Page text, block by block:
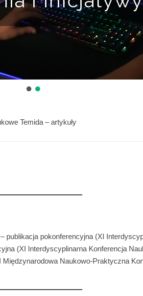
Temida – artykuły
pokonferencyjna (XI
(XI Interdyscyplinarna Konferencja
Naukowo-Praktyczna